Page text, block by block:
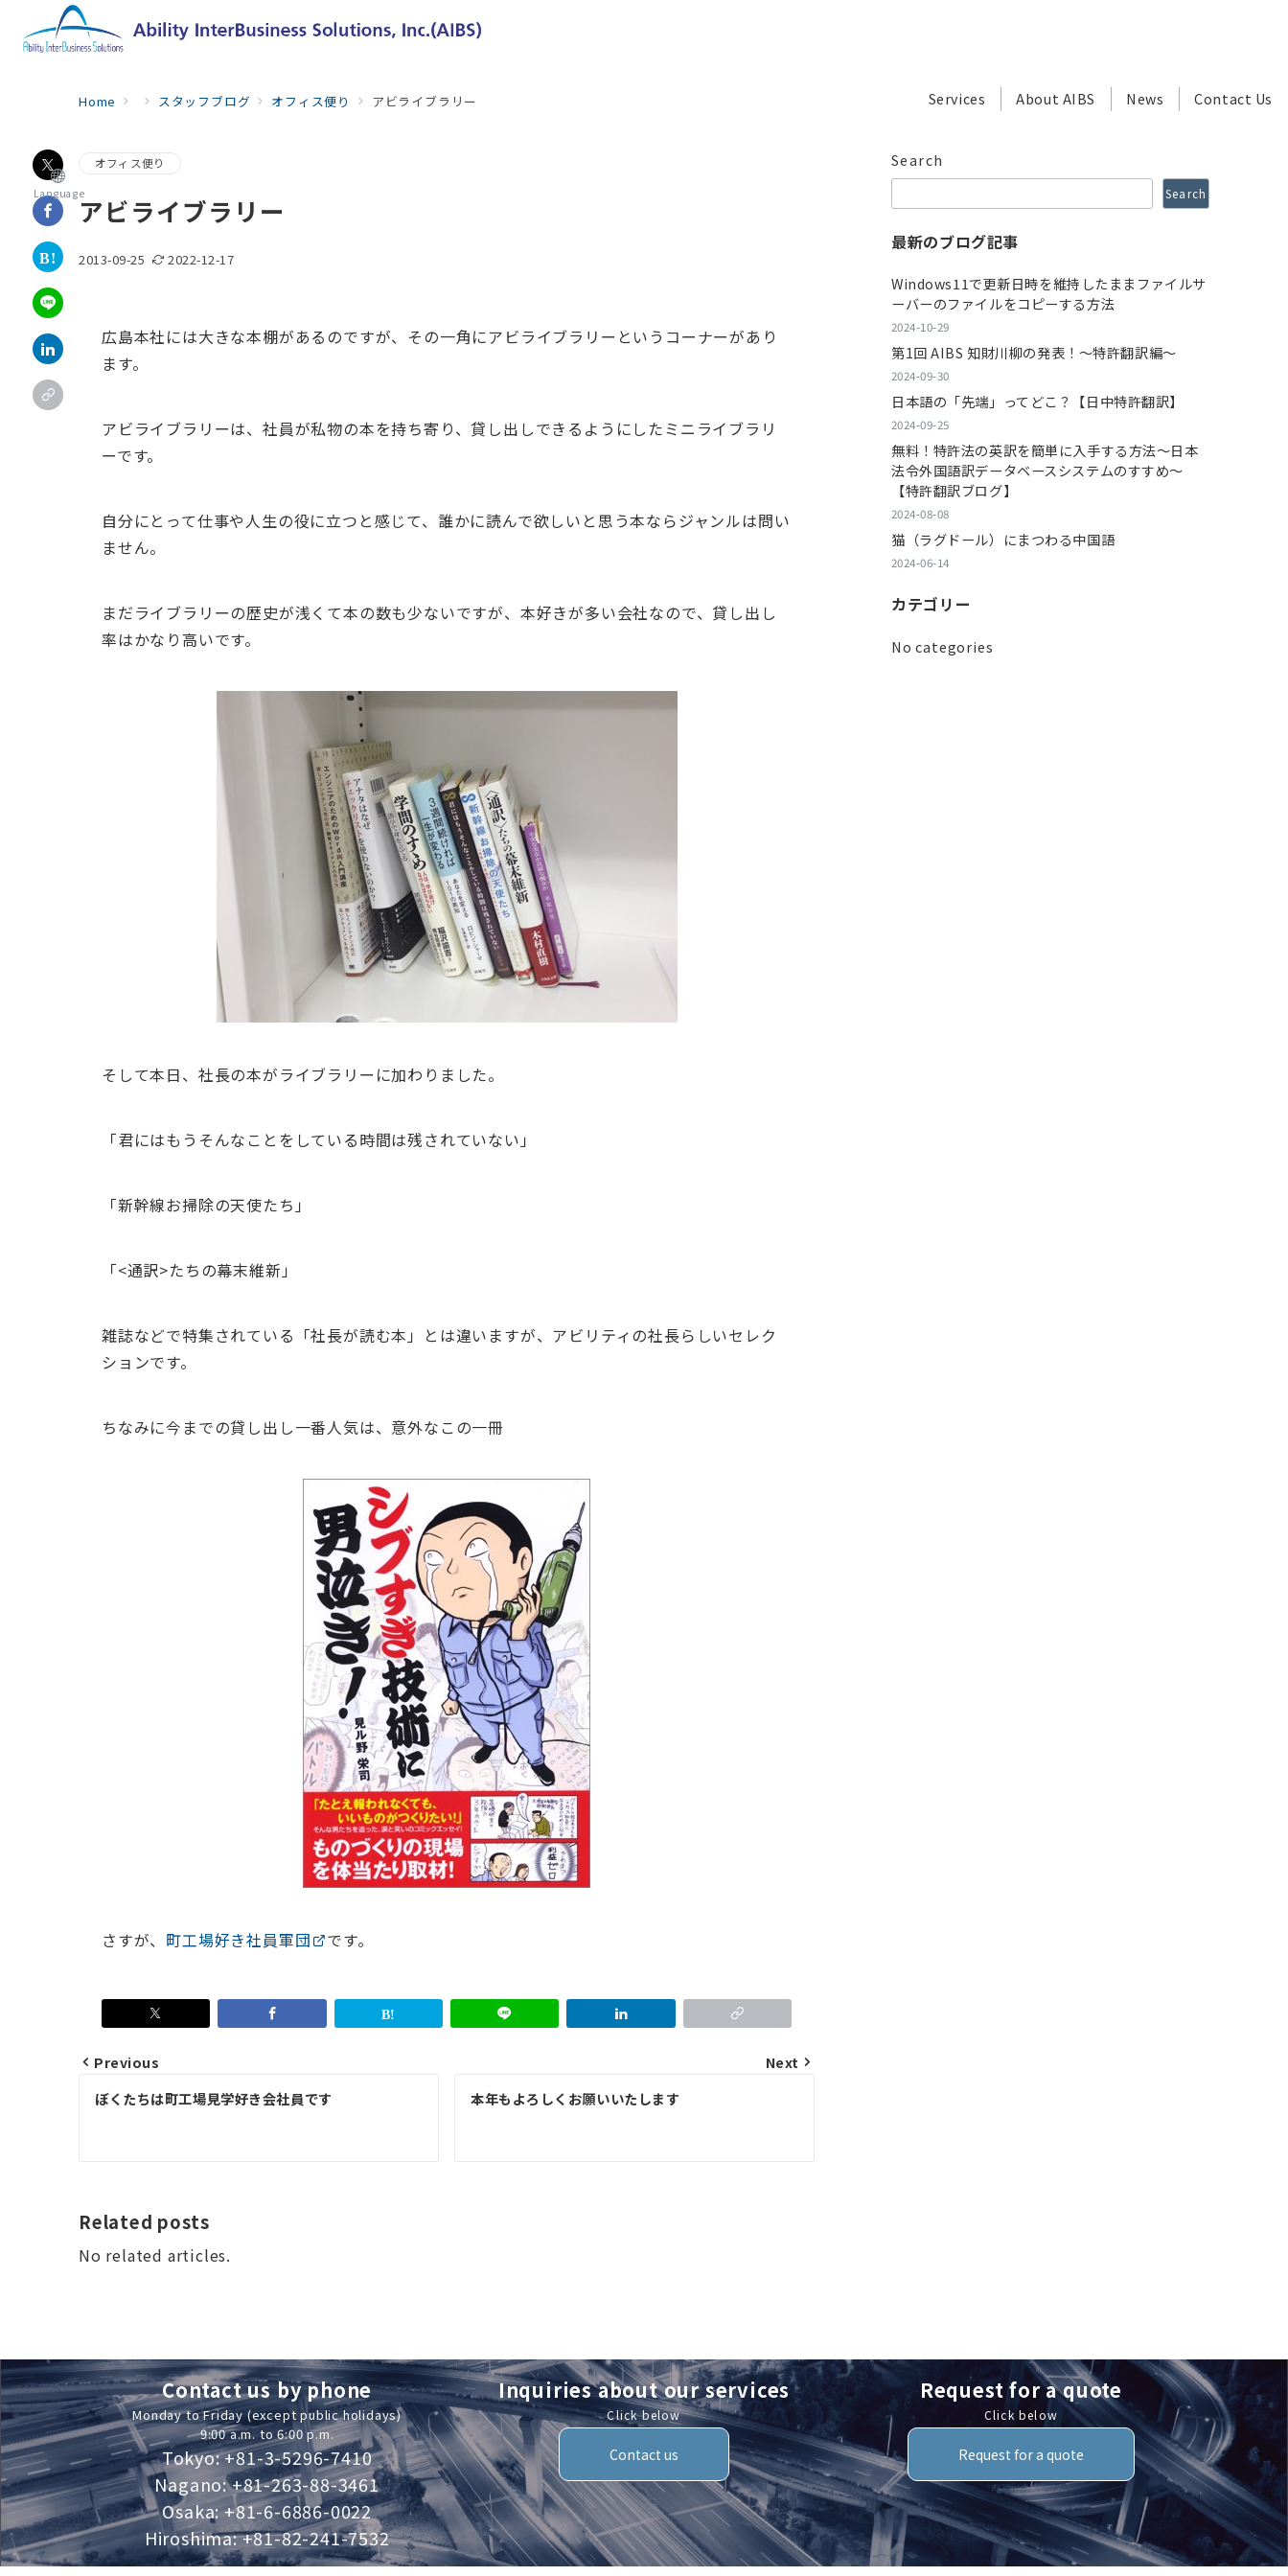
Services About AIBS News Contact Us
Language
Home スタッフブログ オフィス便り アビライブラリー
オフィス便り
アビライブラリー
2013-09-25 2022-12-17
広島本社には大きな本棚があるのですが、その一角にアビライブラリーというコーナーがあり
ます。
アビライブラリーは、社員が私物の本を持ち寄り、貸し出しできるようにしたミニライブラリ
ーです。
自分にとって仕事や人生の役に立つと感じて、誰かに読んで欲しいと思う本ならジャンルは問い
ません。
まだライブラリーの歴史が浅くて本の数も少ないですが、本好きが多い会社なので、貸し出し
率はかなり高いです。
そして本日、社長の本がライブラリーに加わりました。
「君にはもうそんなことをしている時間は残されていない」
「新幹線お掃除の天使たち」
「<通訳>たちの幕末維新」
雑誌などで特集されている「社長が読む本」とは違いますが、アビリティの社長らしいセレク
ションです。
ちなみに今までの貸し出し一番人気は、意外なこの一冊
さすが、 町工場好き社員軍団 です。
Post
Previous
ぼくたちは町工場見学好き会社員です
Next
本年もよろしくお願いいたします
Related posts
No related articles.
Search
Search
最新のブログ記事
Windows11で更新日時を維持したままファイルサ
ーバーのファイルをコピーする方法
2024-10-29
第1回 AIBS 知財川柳の発表！～特許翻訳編～
2024-09-30
日本語の「先端」ってどこ？【日中特許翻訳】
2024-09-25
無料！特許法の英訳を簡単に入手する方法～日本
法令外国語訳データベースシステムのすすめ～
【特許翻訳ブログ】
2024-08-08
猫（ラグドール）にまつわる中国語
2024-06-14
カテゴリー
No categories
Contact us by phone
Monday to Friday (except public holidays)
9:00 a.m. to 6:00 p.m.
Tokyo: +81-3-5296-7410
Nagano: +81-263-88-3461
Osaka: +81-6-6886-0022
Hiroshima: +81-82-241-7532
Inquiries about our services
Click below
Contact us
Request for a quote
Click below
Request for a quote